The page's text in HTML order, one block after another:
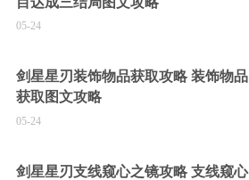
05-24
剑星星刃装饰物品获取攻略 装饰物品
获取图文攻略
05-24
剑星星刃支线窥心之镜攻略 支线窥心